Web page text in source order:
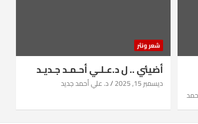
شعر ونثر
أضيئي .. ل د.عـلـي أحـمـد جـديـد
ديسمبر 15, 2025 د. علي أحمد جديد